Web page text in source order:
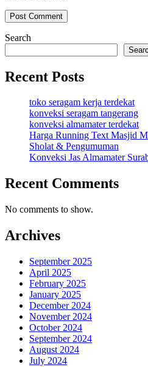
Search
Recent Posts
toko seragam kerja terdekat
konveksi seragam tangerang
konveksi almamater terdekat
Harga Running Text Masjid
Sholat & Pengumuman
Konveksi Jas Almamater
Recent Comments
No comments to show.
Archives
September 2025
April 2025
February 2025
January 2025
December 2024
November 2024
October 2024
September 2024
August 2024
July 2024